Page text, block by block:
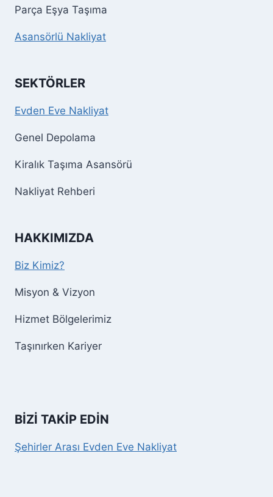
Parça Eşya Taşıma
Asansörlü Nakliyat
SEKTÖRLER
Evden Eve Nakliyat
Genel Depolama
Kiralık Taşıma Asansörü
Nakliyat Rehberi
HAKKIMIZDA
Biz Kimiz?
Misyon & Vizyon
Hizmet Bölgelerimiz
Taşınırken Kariyer
BİZİ TAKİP EDİN
Şehirler Arası Evden Eve Nakliyat